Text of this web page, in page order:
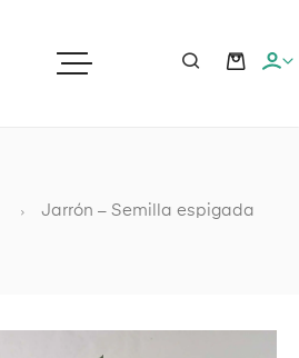
Jarrón – Semilla espigada